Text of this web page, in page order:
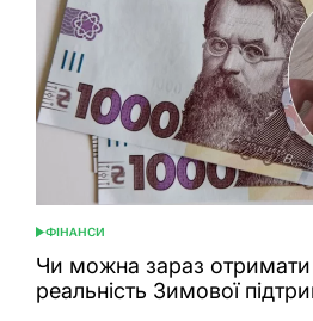
ОПУБЛІКУВАТИ
У
ФІНАНСИ
Чи можна зараз отримати
реальність Зимової